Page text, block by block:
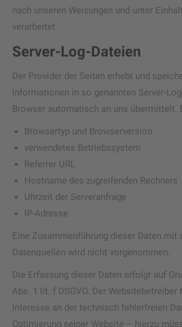
nach unseren Weisungen und unter
verarbeitet.
Server-Log-Dateien
Der Provider der Seiten erhebt und
Informationen in so genannten Server-
Browser automatisch an uns übermittelt.
Browsertyp und Browserversion
verwendetes Betriebssystem
Referrer URL
Hostname des zugreifenden Rechners
Uhrzeit der Serveranfrage
IP-Adresse
Eine Zusammenführung dieser Daten mit
Datenquellen wird nicht vorgenommen.
Die Erfassung dieser Daten erfolgt auf
Abs. 1 lit. f DSGVO. Der
Interesse an der technisch fehlerfreien
Optimierung seiner Website – hierzu